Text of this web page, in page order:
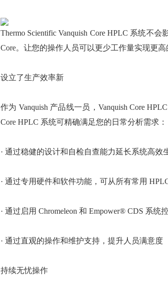
Thermo Scientific Vanquish Core HPLC 系统不
Core。让您的操作人员可以更少工作量实现更高
设立了生产效率新
作为 Vanquish 产品线一员，Vanquish Core
Core HPLC 系统可精确满足您的日常分析需求：
· 通过稳健的设计和自检自查能力延长系统高效
· 通过专用硬件和软件功能，可从所有常用
· 通过启用 Chromeleon 和 Empower® CDS 系
· 通过直观的操作和维护支持，提升人员满意度
持续无忧操作